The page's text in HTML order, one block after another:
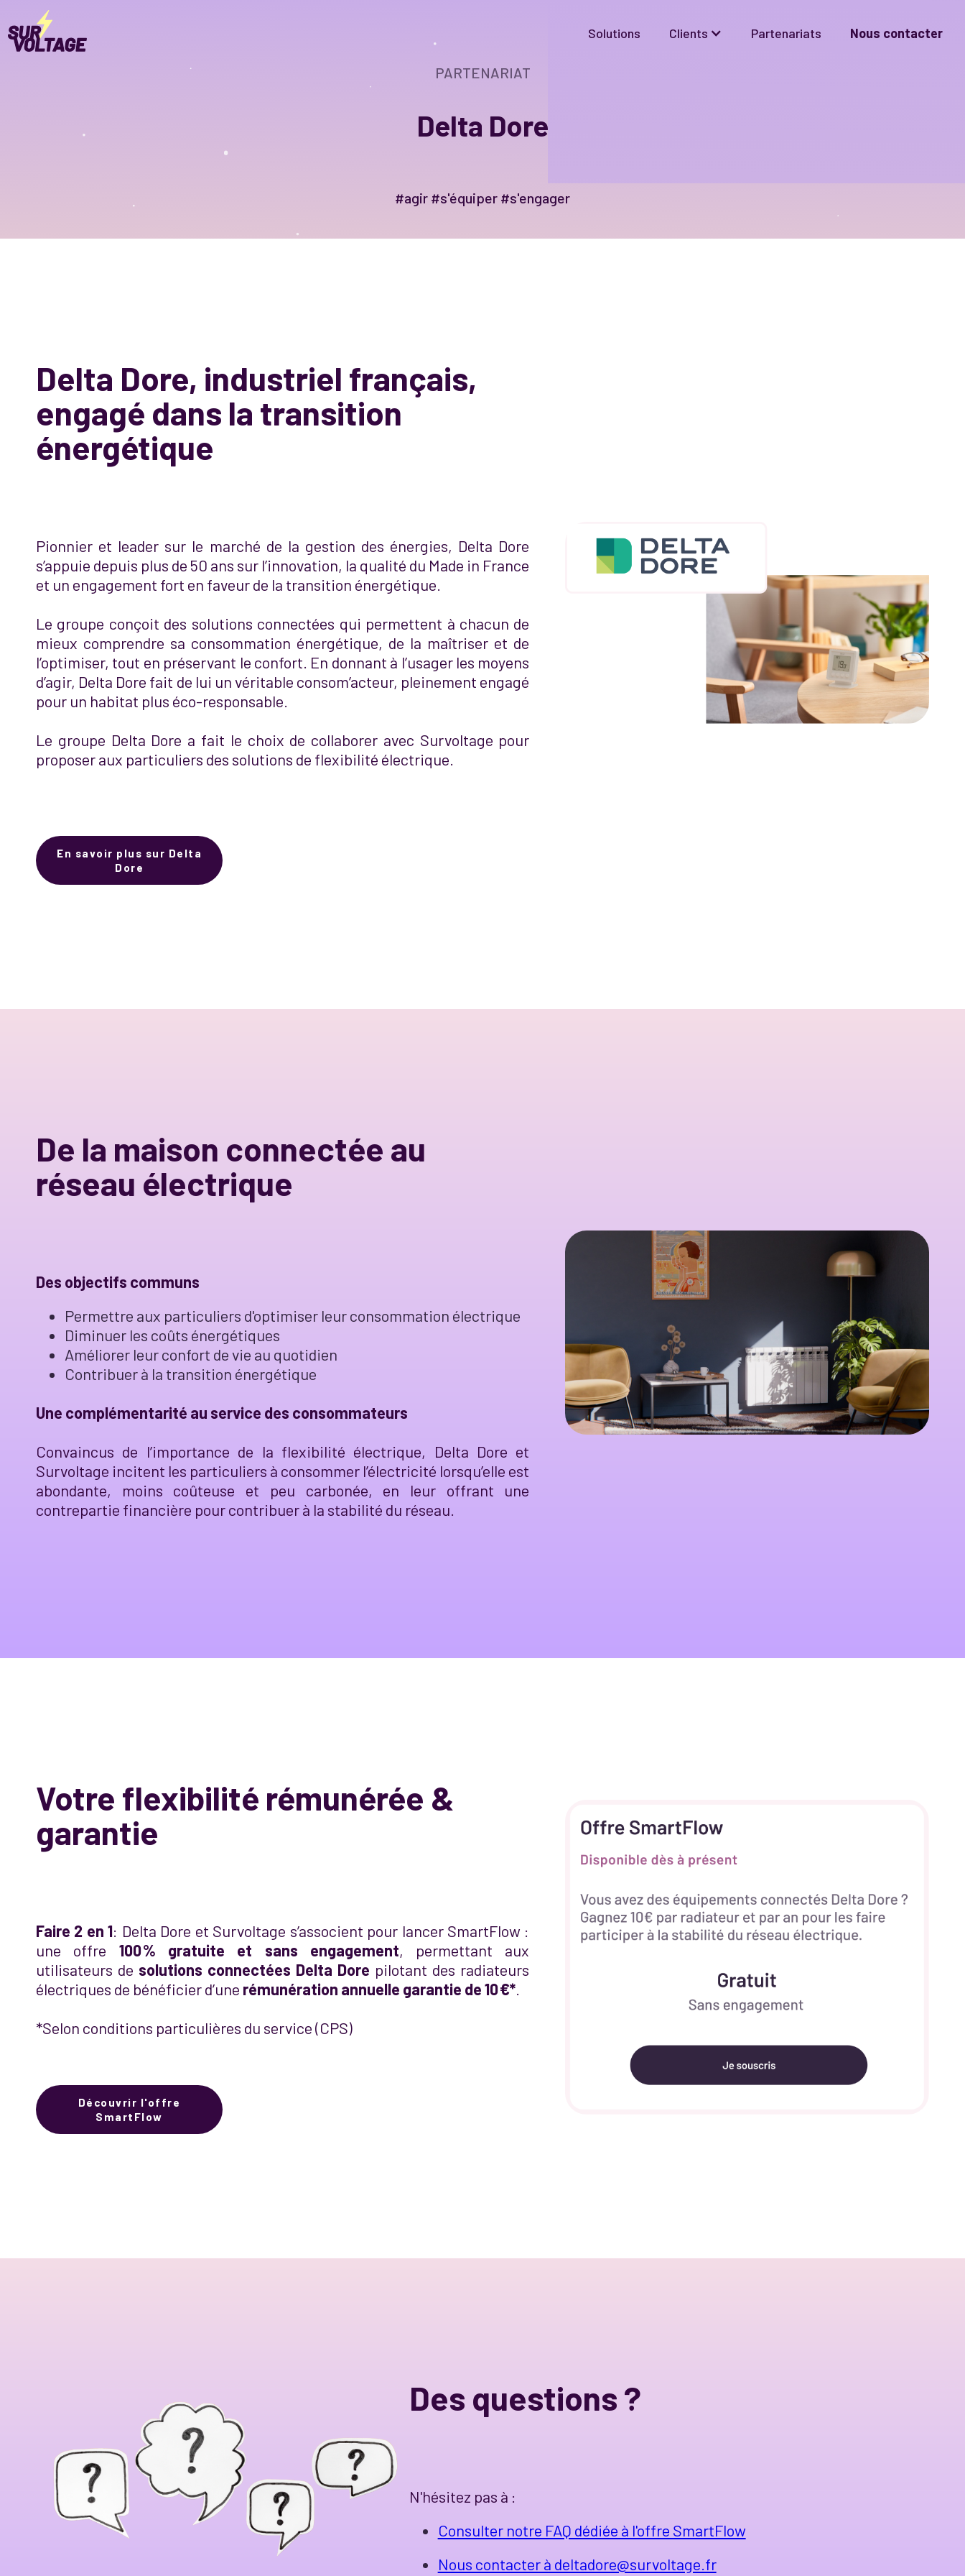
Solutions Clients Partenariats Nous contacter
PARTENARIAT
Delta Dore
#agir #s'équiper #s'engager
Delta Dore, industriel français,
engagé dans la transition
énergétique
Pionnier et leader sur le marché de la gestion des énergies, Delta Dore
s’appuie depuis plus de 50 ans sur l’innovation, la qualité du Made in France
et un engagement fort en faveur de la transition énergétique.
Le groupe conçoit des solutions connectées qui permettent à chacun de
mieux comprendre sa consommation énergétique, de la maîtriser et de
l’optimiser, tout en préservant le confort. En donnant à l’usager les moyens
d’agir, Delta Dore fait de lui un véritable consom’acteur, pleinement engagé
pour un habitat plus éco-responsable.
Le groupe Delta Dore a fait le choix de collaborer avec Survoltage pour
proposer aux particuliers des solutions de flexibilité électrique.
En savoir plus sur Delta
Dore
De la maison connectée au
réseau électrique
Des objectifs communs
Permettre aux particuliers d'optimiser leur consommation électrique
Diminuer les coûts énergétiques
Améliorer leur confort de vie au quotidien
Contribuer à la transition énergétique
Une complémentarité au service des consommateurs
Convaincus de l’importance de la flexibilité électrique, Delta Dore et
Survoltage incitent les particuliers à consommer l’électricité lorsqu’elle est
abondante, moins coûteuse et peu carbonée, en leur offrant une
contrepartie financière pour contribuer à la stabilité du réseau.
Votre flexibilité rémunérée &
garantie
Faire 2 en 1: Delta Dore et Survoltage s’associent pour lancer SmartFlow :
une offre 100 % gratuite et sans engagement, permettant aux
utilisateurs de solutions connectées Delta Dore pilotant des radiateurs
électriques de bénéficier d’une rémunération annuelle garantie de 10 €*
*Selon conditions particulières du service (CPS)
Découvrir l'offre
SmartFlow
Des questions ?
N'hésitez pas à :
Consulter notre FAQ dédiée à l'offre SmartFlow
Nous contacter à deltadore@survoltage.fr